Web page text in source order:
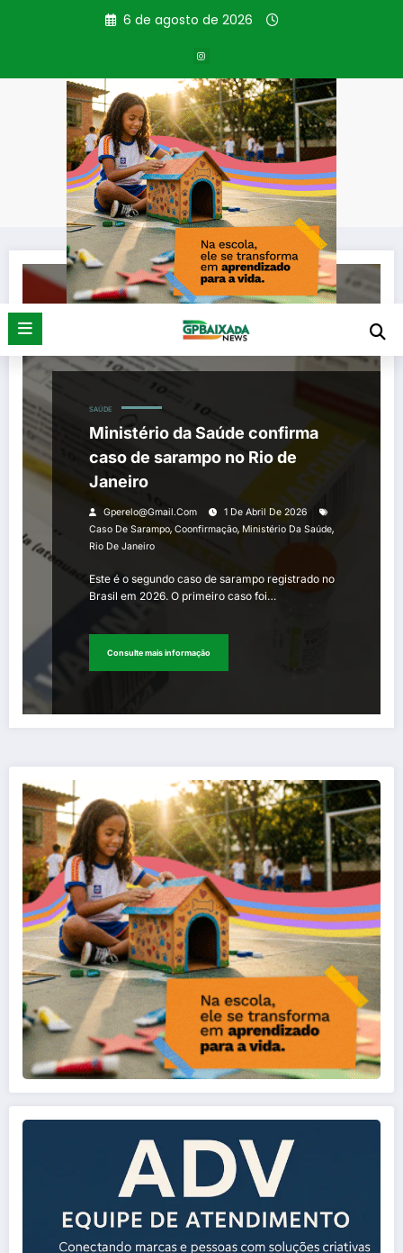
6 de agosto de 2026
Tag: caso de sarampo
Página inicial caso de sarampo
SAÚDE
Ministério da Saúde confirma
caso de sarampo no Rio de
Janeiro
Gperelo@gmail.com
1 De Abril De 2026
Caso De Sarampo, Coonfirmação, Ministério Da Saúde,
Rio De Janeiro
Este é o segundo caso de sarampo registrado no
Brasil em 2026. O primeiro caso foi…
Consulte mais informação